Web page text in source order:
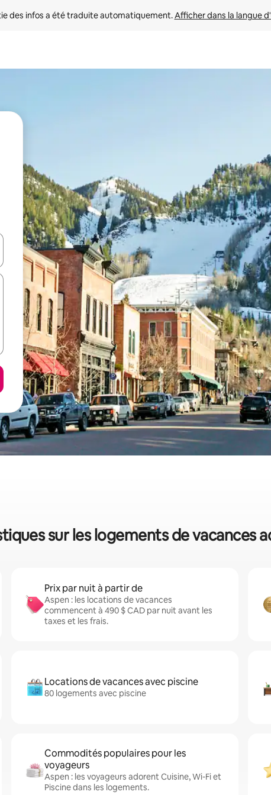
des infos a été traduite automatiquement. Afficher dans la langue
les flèches vers le haut et vers le bas, ou en appuyant dessus et
sur les logements de vacances
Prix par nuit à partir de
Aspen : les locations de vacances
commencent à 490 $ CAD par nuit avant les
taxes et les frais.
Locations de vacances avec piscine
80 logements avec piscine
Commodités populaires pour les
voyageurs
Aspen : les voyageurs adorent Cuisine, Wi-Fi et
Piscine dans les logements.